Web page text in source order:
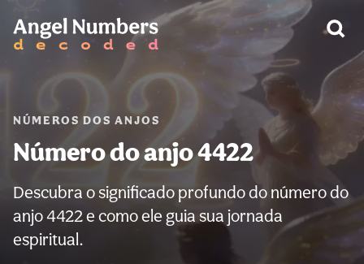
NÚMEROS DOS ANJOS
Número do anjo 4422
Descubra o significado profundo do número do
anjo 4422 e como ele guia sua jornada
espiritual.
AVISO: